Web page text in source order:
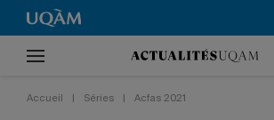
Accueil Séries Acfas 2021